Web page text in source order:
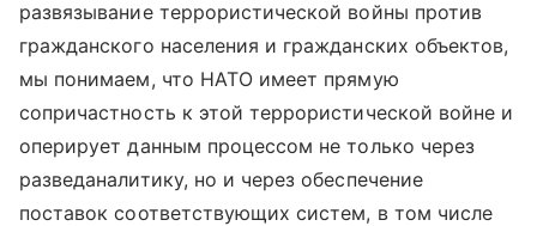
развязывание террористической войны против
гражданского населения и гражданских объектов,
мы понимаем, что НАТО имеет прямую
сопричастность к этой террористической войне и
оперирует данным процессом не только через
разведаналитику, но и через обеспечение
поставок соответствующих систем, в том числе